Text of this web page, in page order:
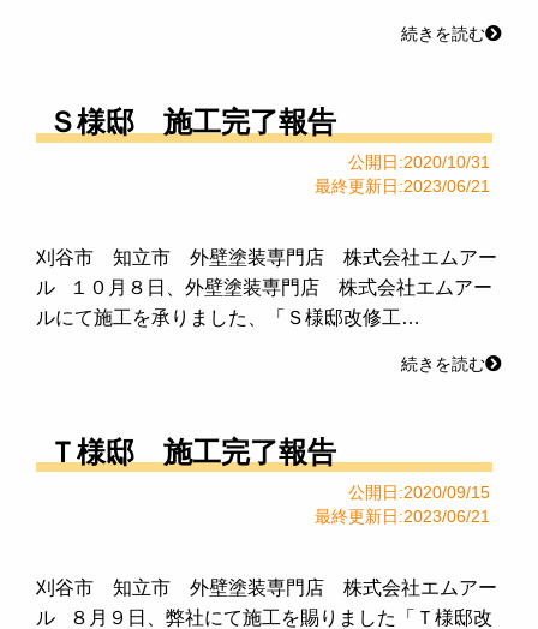
続きを読む
Ｓ様邸 施工完了報告
公開日:2020/10/31
最終更新日:2023/06/21
刈谷市 知立市 外壁塗装専門店 株式会社エムアー
ル １０月８日、外壁塗装専門店 株式会社エムアー
ルにて施工を承りました、「Ｓ様邸改修工…
続きを読む
Ｔ様邸 施工完了報告
公開日:2020/09/15
最終更新日:2023/06/21
刈谷市 知立市 外壁塗装専門店 株式会社エムアー
ル ８月９日、弊社にて施工を賜りました「Ｔ様邸改